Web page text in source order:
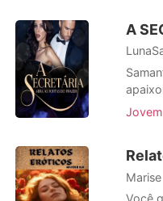
com
A
vida
limitar
Marise
Você